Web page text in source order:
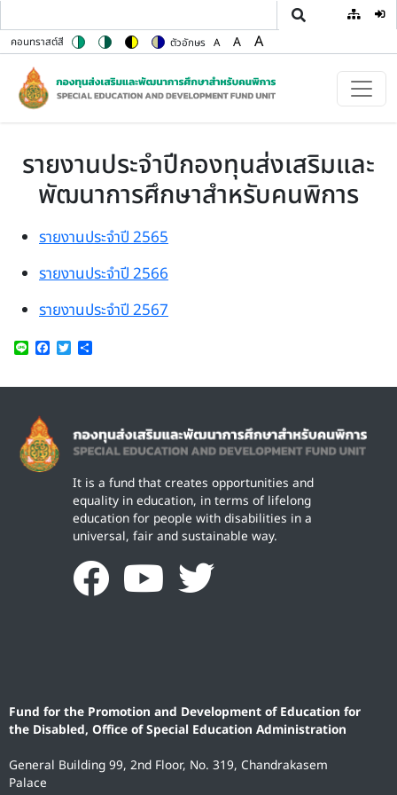
คอนทราสต์สี
Switch to color theme
Switch to high contrast theme
Switch to high visibility theme
Switch to soft theme
ตัวอักษร A
Set font size to 100%
A
Set font size to 125%
A
รายงานประจำปีกองทุนส่งเสริมและ
พัฒนาการศึกษาสำหรับคนพิการ
รายงานประจำปี 2565
รายงานประจำปี 2566
รายงานประจำปี 2567
Line Facebook
Twitter
Image
It is a fund that creates opportunities and
equality in education, in terms of lifelong
education for people with disabilities in a
universal, fair and sustainable way.
Fund for the Promotion and Development of Education for
the Disabled, Office of Special Education Administration
General Building 99, 2nd Floor, No. 319, Chandrakasem
Palace